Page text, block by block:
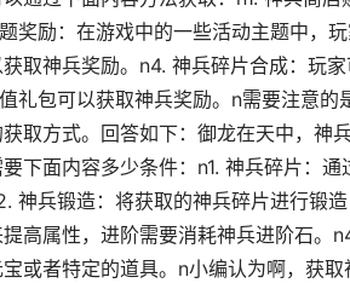
奖励：在游戏中的一些活动主题中，
取神兵奖励。n4. 神兵碎片合成：玩家
礼包可以获取神兵奖励。n需要注意
取方式。回答如下：御龙在天中，神
下面内容多少条件：n1. 神兵碎片：
神兵锻造：将获取的神兵碎片进行锻
高属性，进阶需要消耗神兵进阶石。
或者特定的道具。n小编认为啊，获